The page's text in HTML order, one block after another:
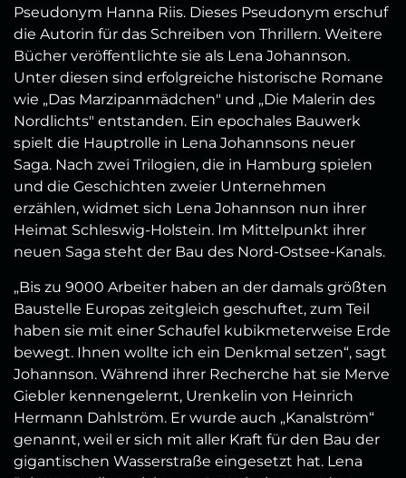
Pseudonym Hanna Riis. Dieses Pseudonym erschuf
die Autorin für das Schreiben von Thrillern. Weitere
Bücher veröffentlichte sie als Lena Johannson.
Unter diesen sind erfolgreiche historische Romane
wie „Das Marzipanmädchen" und „Die Malerin des
Nordlichts" entstanden. Ein epochales Bauwerk
spielt die Hauptrolle in Lena Johannsons neuer
Saga. Nach zwei Trilogien, die in Hamburg spielen
und die Geschichten zweier Unternehmen
erzählen, widmet sich Lena Johannson nun ihrer
Heimat Schleswig-Holstein. Im Mittelpunkt ihrer
neuen Saga steht der Bau des Nord-Ostsee-Kanals.
„Bis zu 9000 Arbeiter haben an der damals größten
Baustelle Europas zeitgleich geschuftet, zum Teil
haben sie mit einer Schaufel kubikmeterweise Erde
bewegt. Ihnen wollte ich ein Denkmal setzen“, sagt
Johannson. Während ihrer Recherche hat sie Merve
Giebler kennengelernt, Urenkelin von Heinrich
Hermann Dahlström. Er wurde auch „Kanalström“
genannt, weil er sich mit aller Kraft für den Bau der
gigantischen Wasserstraße eingesetzt hat. Lena